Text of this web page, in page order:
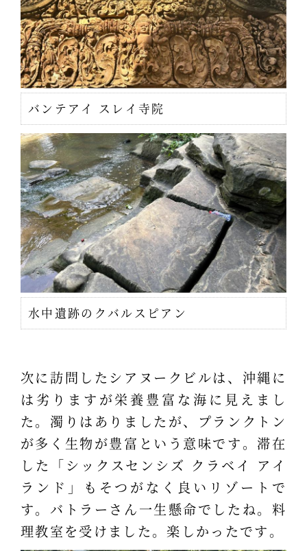
バンテアイ スレイ寺院
水中遺跡のクバルスピアン
次に訪問したシアヌークビルは、沖縄に
は劣りますが栄養豊富な海に見えまし
た。濁りはありましたが、プランクトン
が多く生物が豊富という意味です。滞在
した「シックスセンシズ クラベイ アイ
ランド」もそつがなく良いリゾートで
す。バトラーさん一生懸命でしたね。料
理教室を受けました。楽しかったです。